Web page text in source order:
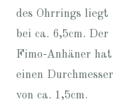
des Ohrrings liegt
bei ca. 6,5cm. Der
Fimo-Anhäner hat
einen Durchmesser
von ca. 1,5cm.